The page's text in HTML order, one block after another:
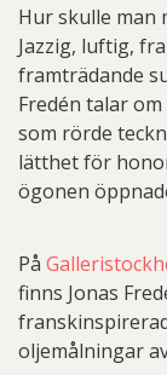
Hur skulle man
Jazzig, luftig,
framträdande
Fredén talar
som rörde
lätthet för
ögonen
På
finns Jonas
oljemålningar